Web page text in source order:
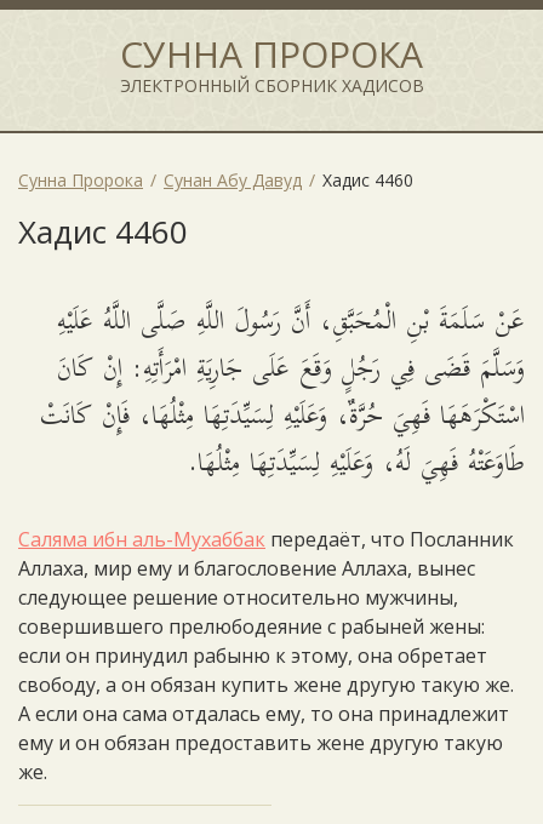
СУННА ПРОРОКА
ЭЛЕКТРОННЫЙ СБОРНИК ХАДИСОВ
Сунна Пророка Сунан Абу Давуд Хадис 4460
Хадис 4460
عَنْ سَلَمَةَ بْنِ الْمُحَبَّقِ، أَنَّ رَسُولَ اللَّهِ صَلَّى اللَّهُ عَلَيْهِ
وَسَلَّمَ قَضَى فِي رَجُلٍ وَقَعَ عَلَى جَارِيَةِ امْرَأَتِهِ: إِنْ كَانَ
اسْتَكْرَهَهَا فَهِيَ حُرَّةٌ، وَعَلَيْهِ لِسَيِّدَتِهَا مِثْلُهَا، فَإِنْ كَانَتْ
طَاوَعَتْهُ فَهِيَ لَهُ، وَعَلَيْهِ لِسَيِّدَتِهَا مِثْلُهَا.
Саляма ибн аль-Мухаббак передаёт, что Посланник
Аллаха, мир ему и благословение Аллаха, вынес
следующее решение относительно мужчины,
совершившего прелюбодеяние с рабыней жены:
если он принудил рабыню к этому, она обретает
свободу, а он обязан купить жене другую такую же.
А если она сама отдалась ему, то она принадлежит
ему и он обязан предоставить жене другую такую
же.